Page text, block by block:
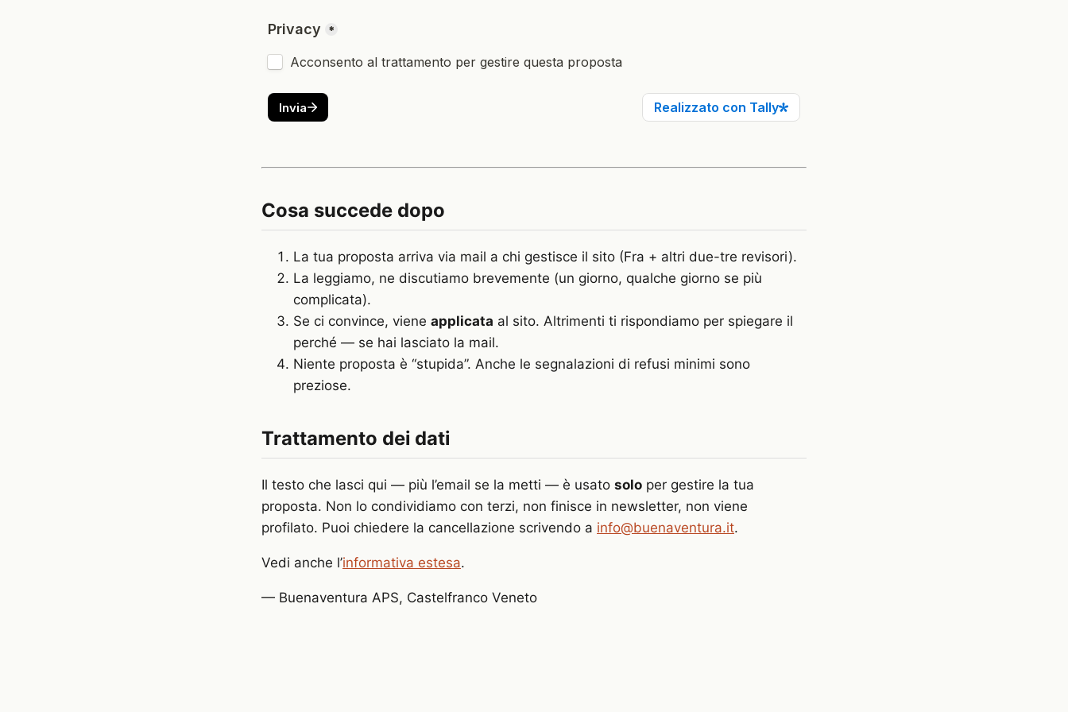
Cosa succede dopo
La tua proposta arriva via mail a chi gestisce il sito (Fra + altri due-tre revisori).
La leggiamo, ne discutiamo brevemente (un giorno, qualche giorno se più
complicata).
Se ci convince, viene applicata al sito. Altrimenti ti rispondiamo per spiegare il
perché — se hai lasciato la mail.
Niente proposta è “stupida”. Anche le segnalazioni di refusi minimi sono
preziose.
Trattamento dei dati
Il testo che lasci qui — più l’email se la metti — è usato solo per gestire la tua
proposta. Non lo condividiamo con terzi, non finisce in newsletter, non viene
profilato. Puoi chiedere la cancellazione scrivendo a info@buenaventura.it.
Vedi anche l’informativa estesa.
— Buenaventura APS, Castelfranco Veneto